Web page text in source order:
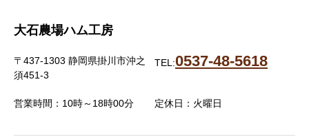
大石農場ハム工房
〒437-1303 静岡県掛川市沖之
須451-3
TEL:0537-48-5618
営業時間：10時～18時00分 定休日：火曜日